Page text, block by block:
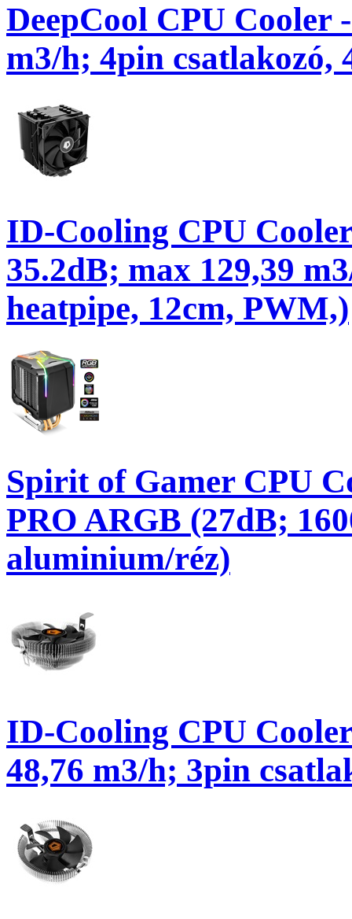
DeepCool CPU Cooler
m3/h; 4pin csatlakozó,
ID-Cooling CPU
35.2dB; max 129,39
heatpipe, 12cm, PWM,)
Spirit of Gamer CPU
PRO ARGB (27dB;
aluminium/réz)
ID-Cooling CPU
48,76 m3/h; 3pin